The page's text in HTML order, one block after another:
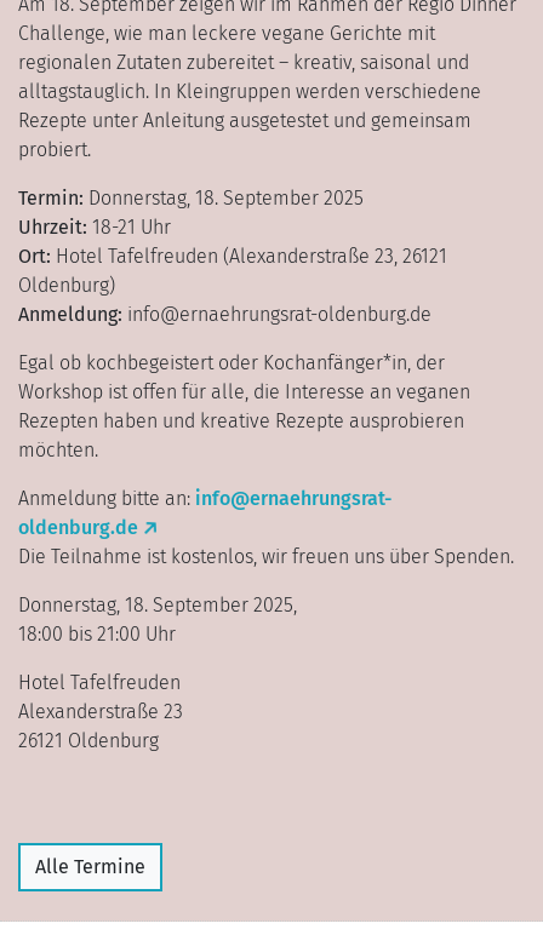
Challenge, wie man leckere vegane Gerichte mit
regionalen Zutaten zubereitet – kreativ, saisonal und
alltagstauglich. In Kleingruppen werden verschiedene
Rezepte unter Anleitung ausgetestet und gemeinsam
probiert.
Termin: Donnerstag, 18. September 2025
Uhrzeit: 18-21 Uhr
Ort: Hotel Tafelfreuden (Alexanderstraße 23, 26121
Oldenburg)
Anmeldung: info@ernaehrungsrat-oldenburg.de
Egal ob kochbegeistert oder Kochanfänger*in, der
Workshop ist offen für alle, die Interesse an veganen
Rezepten haben und kreative Rezepte ausprobieren
möchten.
Anmeldung bitte an: info@ernaehrungsrat-
oldenburg.de
Die Teilnahme ist kostenlos, wir freuen uns über Spenden.
Donnerstag, 18. September 2025,
18:00 bis 21:00 Uhr
Hotel Tafelfreuden
Alexanderstraße 23
26121 Oldenburg
Alle Termine